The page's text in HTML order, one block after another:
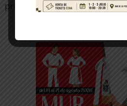
proyecto “El Bosque de la